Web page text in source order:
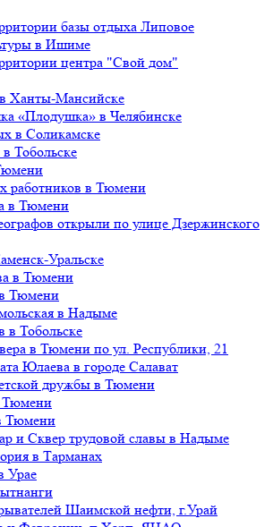
базы отдыха Липовое
в Ишимe
центра "Свой дом"
Ханты-Мансийске
«Плодушка» в Челябинске
в Соликамске
Тобольске
работников в Тюмени
в Тюмени
открыли по улице Дзержинского
Уральске
в Тюмени
Тюмени
в Надыме
в Тобольске
в Тюмени по ул. Республики, 21
Юлаева в городе Салават
дружбы в Тюмени
Тюмени
и Сквер трудовой славы в Надыме
в Тарманах
Урае
Шаимской нефти, г.Урай